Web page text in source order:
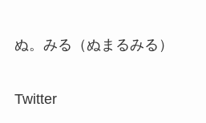
ぬ。みる（ぬまるみる）
Twitter